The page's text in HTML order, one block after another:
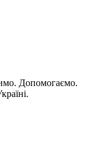
Допомогаємо.